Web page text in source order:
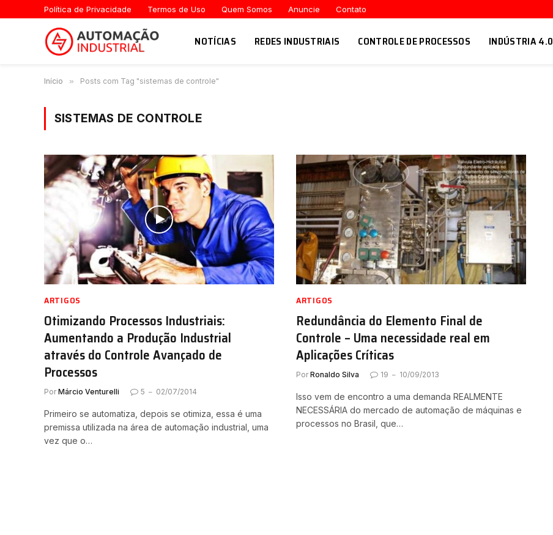
Política de Privacidade Termos de Uso Quem Somos Anuncie Contato
NOTÍCIAS REDES INDUSTRIAIS CONTROLE DE PROCESSOS INDÚSTRIA 4.0
Início » Posts com Tag "sistemas de controle"
SISTEMAS DE CONTROLE
ARTIGOS
Otimizando Processos Industriais:
Aumentando a Produção Industrial
através do Controle Avançado de
Processos
Por Márcio Venturelli 5 02/07/2014
Primeiro se automatiza, depois se otimiza, essa é uma
premissa utilizada na área de automação industrial, uma
vez que o…
ARTIGOS
Redundância do Elemento Final de
Controle – Uma necessidade real em
Aplicações Críticas
Por Ronaldo Silva 19 10/09/2013
Isso vem de encontro a uma demanda REALMENTE
NECESSÁRIA do mercado de automação de máquinas e
processos no Brasil, que…